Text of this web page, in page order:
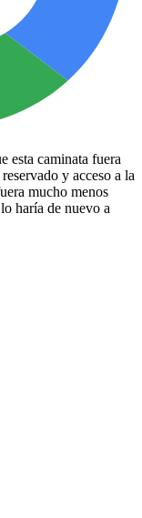
esta caminata fuera
y acceso a la
mucho menos
haría de nuevo a